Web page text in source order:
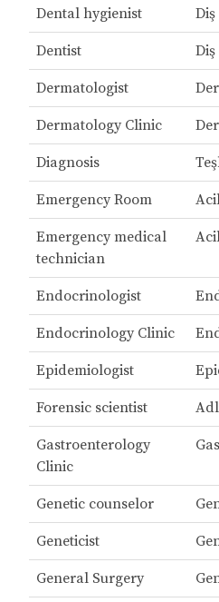
Dental hygienist
Dentist
Dermatologist
Dermatology Clinic
Diagnosis
Emergency Room
Emergency medical
technician
Endocrinologist
Endocrinology Clinic
Epidemiologist
Forensic scientist
Gastroenterology
Clinic
Genetic counselor
Geneticist
General Surgery